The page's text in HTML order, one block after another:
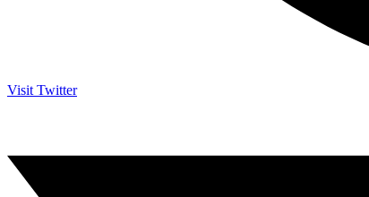
Visit Twitter